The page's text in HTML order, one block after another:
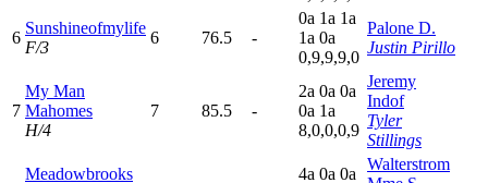
6
Sunshineofmylife
F/3
6 76.5 -
0a 1a 1a
1a 0a
0,9,9,9,0
Palone D.
Justin Pirillo
7
My Man
Mahomes
H/4
7 85.5 -
2a 0a 0a
0a 1a
8,0,0,0,9
Jeremy
Indof
Tyler
Stillings
Meadowbrooks
4a 0a 0a
Walterstrom